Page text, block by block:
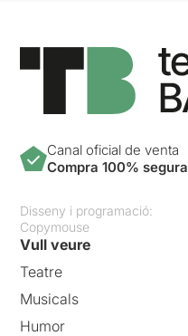
Canal oficial de venta
Compra 100% segura
Disseny i programació:
Copymouse
Vull veure
Teatre
Musicals
Humor